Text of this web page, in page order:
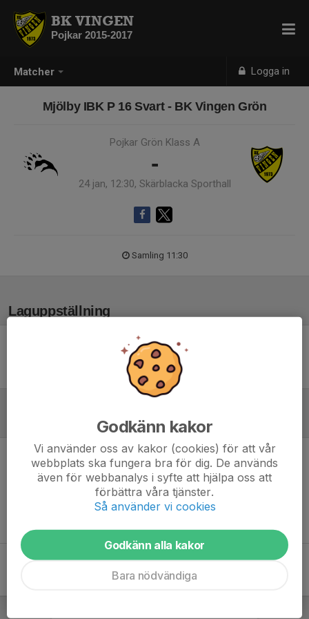
Matcher Logga in
BK VINGEN
Pojkar 2015-2017
Mjölby IBK P 16 Svart - BK Vingen Grön
Pojkar Grön Klass A
-
24 jan, 12:30, Skärblacka Sporthall
Samling 11:30
Laguppställning
Ingen uppställning ifylld
Inget referat skrivet
Godkänn kakor
Vi använder oss av kakor (cookies) för att vår
webbplats ska fungera bra för dig. De används
även för webbanalys i syfte att hjälpa oss att
förbättra våra tjänster.
Så använder vi cookies
Godkänn alla kakor
Bara nödvändiga